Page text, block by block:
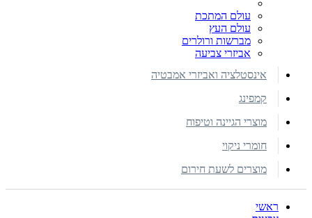
עולם המתכת
עולם העץ
מברשות ורולרים
אביזרי צביעה
אינסטלציה ואביזרי אמבטיה
קמפינג
מוצרי הגיינה וטיפוח
חומרי ניקוי
מוצרים לשעת חירום
ראשי